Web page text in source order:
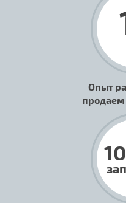
Опыт
продаем